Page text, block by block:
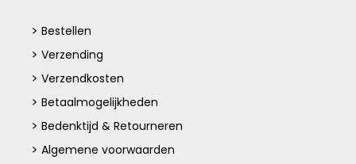
Bestellen
Verzending
Verzendkosten
Betaalmogelijkheden
Bedenktijd & Retourneren
Algemene voorwaarden